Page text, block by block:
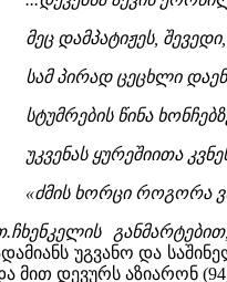
მეც დამპატიჟეს,
სამ პირად ცეცხლი
სტუმრების წინა
უკვენას ყურეშიითა
«ძმის ხორცი როგორა
უგვანო და
მით დევურს აზიარონ